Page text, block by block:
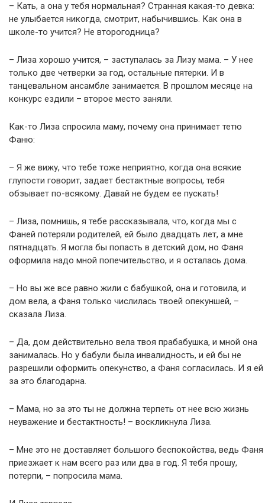
– Кать, а она у тебя нормальная? Странная какая-то девка:
не улыбается никогда, смотрит, набычившись. Как она в
школе-то учится? Не второгодница?
– Лиза хорошо учится, – заступалась за Лизу мама. – У нее
только две четверки за год, остальные пятерки. И в
танцевальном ансамбле занимается. В прошлом месяце на
конкурс ездили – второе место заняли.
Как-то Лиза спросила маму, почему она принимает тетю
Фаню:
– Я же вижу, что тебе тоже неприятно, когда она всякие
глупости говорит, задает бестактные вопросы, тебя
обзывает по-всякому. Давай не будем ее пускать!
– Лиза, помнишь, я тебе рассказывала, что, когда мы с
Фаней потеряли родителей, ей было двадцать лет, а мне
пятнадцать. Я могла бы попасть в детский дом, но Фаня
оформила надо мной попечительство, и я осталась дома.
– Но вы же все равно жили с бабушкой, она и готовила, и
дом вела, а Фаня только числилась твоей опекуншей, –
сказала Лиза.
– Да, дом действительно вела твоя прабабушка, и мной она
занималась. Но у бабули была инвалидность, и ей бы не
разрешили оформить опекунство, а Фаня согласилась. И я ей
за это благодарна.
– Мама, но за это ты не должна терпеть от нее всю жизнь
неуважение и бестактность! – воскликнула Лиза.
– Мне это не доставляет большого беспокойства, ведь Фаня
приезжает к нам всего раз или два в год. Я тебя прошу,
потерпи, – попросила мама.